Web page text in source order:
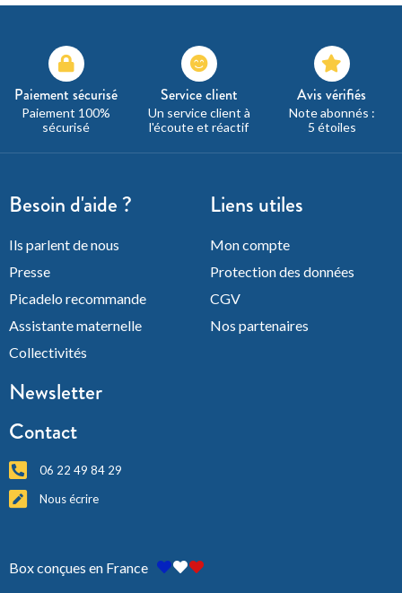
Paiement sécurisé
Paiement 100%
sécurisé
Service client
Un service client à
l'écoute et réactif
Avis vérifiés
Note abonnés :
5 étoiles
Besoin d'aide ?
Ils parlent de nous
Presse
Picadelo recommande
Assistante maternelle
Collectivités
Liens utiles
Mon compte
Protection des données
CGV
Nos partenaires
Newsletter
Contact
06 22 49 84 29
Nous écrire
Box conçues en France